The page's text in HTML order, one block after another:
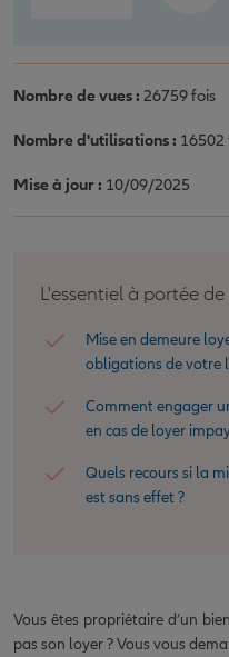
Nombre de vues : 26759 fois
Nombre d'utilisations : 16502
Mise à jour : 10/09/2025
L'essentiel à portée de
Mise en demeure
obligations de votre
Comment engager
en cas de loyer
Quels recours si la
est sans effet ?
Vous êtes propriétaire d’un
pas son loyer ? Vous vous